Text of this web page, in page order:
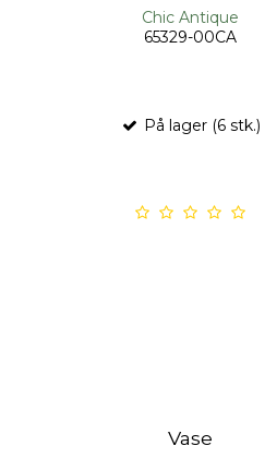
Chic Antique
65329-00CA
På lager (6 stk.)
Vase